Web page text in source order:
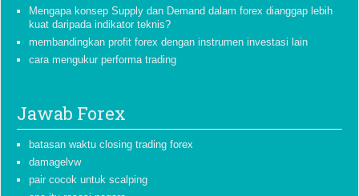
Mengapa konsep Supply dan Demand dalam forex dianggap lebih
kuat daripada indikator teknis?
membandingkan profit forex dengan instrumen investasi lain
cara mengukur performa trading
Jawab Forex
batasan waktu closing trading forex
damagelvw
pair cocok untuk scalping